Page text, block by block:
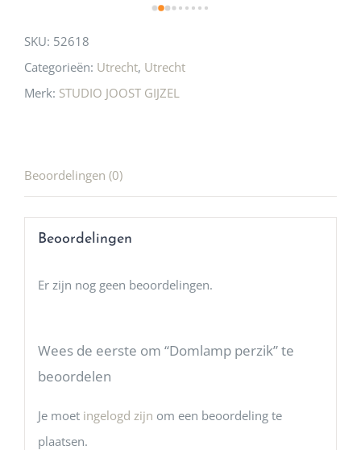
SKU: 52618
Categorieën: Utrecht, Utrecht
Merk: STUDIO JOOST GIJZEL
Beoordelingen (0)
Beoordelingen
Er zijn nog geen beoordelingen.
Wees de eerste om “Domlamp perzik” te
beoordelen
Je moet ingelogd zijn om een beoordeling te
plaatsen.